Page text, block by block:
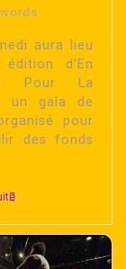
aura lieu
d’En
Pour La
un gala de
pour
des fonds